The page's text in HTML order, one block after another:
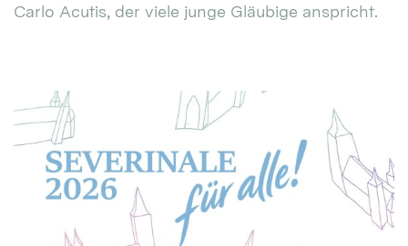
Carlo Acutis, der viele junge Gläubige anspricht.